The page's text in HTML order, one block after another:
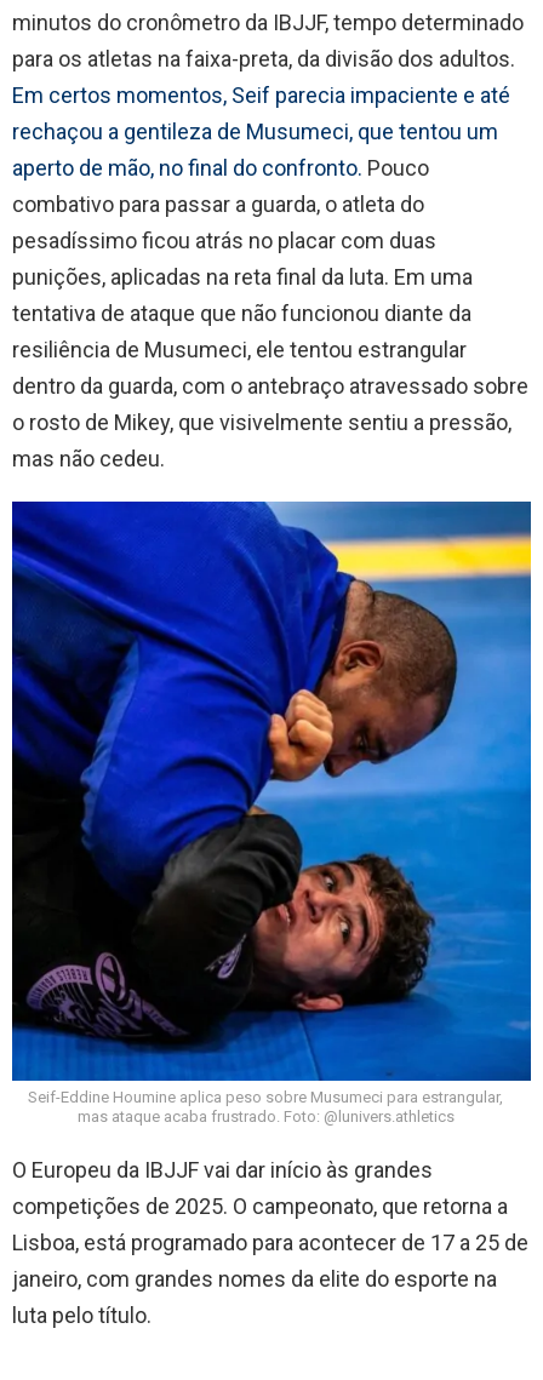
minutos do cronômetro da IBJJF, tempo determinado
para os atletas na faixa-preta, da divisão dos adultos.
Em certos momentos, Seif parecia impaciente e até
rechaçou a gentileza de Musumeci, que tentou um
aperto de mão, no final do confronto. Pouco
combativo para passar a guarda, o atleta do
pesadíssimo ficou atrás no placar com duas
punições, aplicadas na reta final da luta. Em uma
tentativa de ataque que não funcionou diante da
resiliência de Musumeci, ele tentou estrangular
dentro da guarda, com o antebraço atravessado sobre
o rosto de Mikey, que visivelmente sentiu a pressão,
mas não cedeu.
Seif-Eddine Houmine aplica peso sobre Musumeci para estrangular,
mas ataque acaba frustrado. Foto: @lunivers.athletics
O Europeu da IBJJF vai dar início às grandes
competições de 2025. O campeonato, que retorna a
Lisboa, está programado para acontecer de 17 a 25 de
janeiro, com grandes nomes da elite do esporte na
luta pelo título.